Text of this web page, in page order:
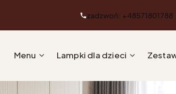
zadzwoń: +48571801788
Menu Lampki dla dzieci